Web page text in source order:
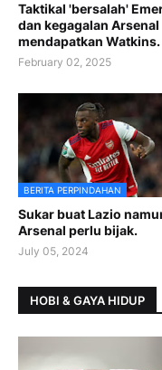
Taktikal 'bersalah'
dan kegagalan Arsenal
mendapatkan Watkins.
February 02, 2025
BERITA PERPINDAHAN
Sukar buat Lazio
Arsenal perlu bijak.
July 05, 2024
HOBI & GAYA HIDUP